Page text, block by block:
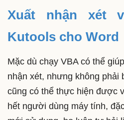
Xuất nhận xét
Kutools cho Word
Mặc dù chạy VBA có thể
nhận xét, nhưng không phải
cũng có thể thực hiện được
hết người dùng máy tính,